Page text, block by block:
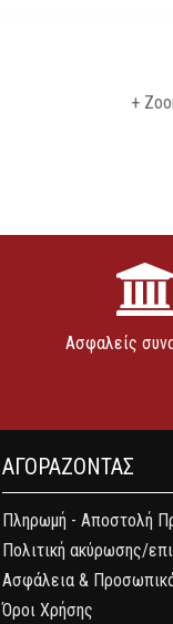
+
Ασφαλείς
ΑΓΟΡΑΖΟΝΤΑΣ
Πληρωμή - Αποστολή
Πολιτική ακύρωσης/
Ασφάλεια &
Όροι Χρήσης